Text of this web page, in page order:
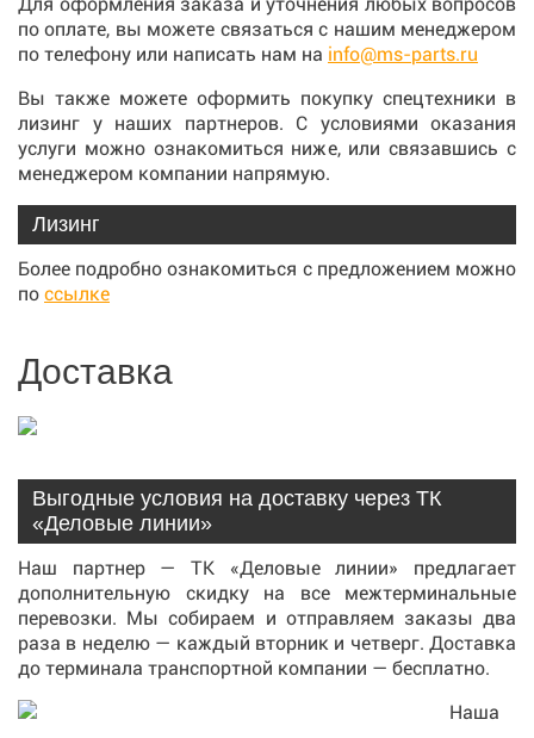
по оплате, вы можете связаться с нашим менеджером
по телефону или написать нам на info@ms-parts.ru
Вы также можете оформить покупку спецтехники в
лизинг у наших партнеров. С условиями оказания
услуги можно ознакомиться ниже, или связавшись с
менеджером компании напрямую.
Лизинг
Более подробно ознакомиться с предложением можно
по ссылке
Доставка
Выгодные условия на доставку через ТК
«Деловые линии»
Наш партнер — ТК «Деловые линии» предлагает
дополнительную скидку на все межтерминальные
перевозки. Мы собираем и отправляем заказы два
раза в неделю — каждый вторник и четверг. Доставка
до терминала транспортной компании — бесплатно.
Наша